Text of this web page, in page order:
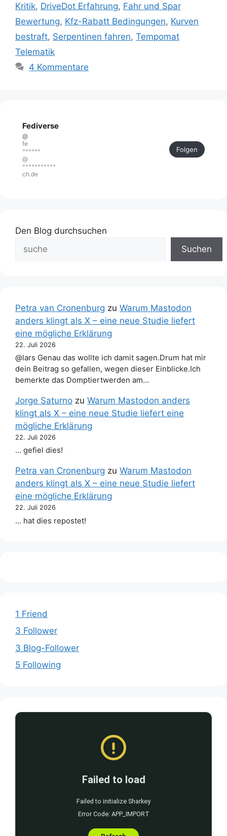
Kritik, DriveDot Erfahrung, Fahr und Spar
Bewertung, Kfz-Rabatt Bedingungen, Kurven
bestraft, Serpentinen fahren, Tempomat
Telematik
4 Kommentare
Fediverse
@
fe
******
@
***********
ch.de
Folgen
Den Blog durchsuchen
Suchen
Petra van Cronenburg zu Warum Mastodon
anders klingt als X – eine neue Studie liefert
eine mögliche Erklärung
22. Juli 2026
@lars Genau das wollte ich damit sagen.Drum hat mir
dein Beitrag so gefallen, wegen dieser Einblicke.Ich
bemerkte das Domptiertwerden am…
Jorge Saturno zu Warum Mastodon anders
klingt als X – eine neue Studie liefert eine
mögliche Erklärung
22. Juli 2026
… gefiel dies!
Petra van Cronenburg zu Warum Mastodon
anders klingt als X – eine neue Studie liefert
eine mögliche Erklärung
22. Juli 2026
… hat dies repostet!
1 Friend
3 Follower
3 Blog-Follower
5 Following